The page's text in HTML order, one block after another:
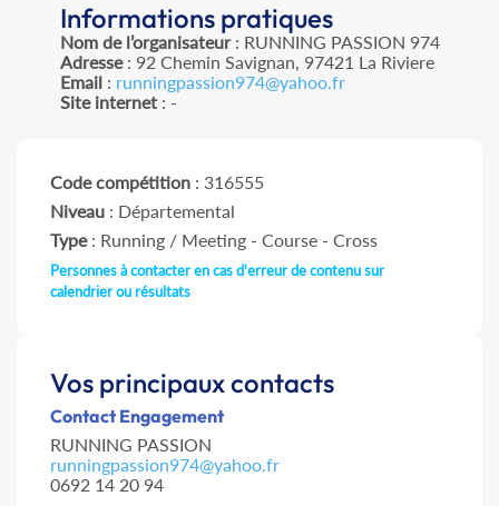
Informations pratiques
Nom de l’organisateur: RUNNING PASSION 974
Adresse: 92 Chemin Savignan, 97421 La Riviere
Email: runningpassion974@yahoo.fr
Site internet: -
Code compétition : 316555
Niveau : Départemental
Type: Running / Meeting - Course - Cross
Personnes à contacter en cas d'erreur de contenu sur
calendrier ou résultats
Vos principaux contacts
Contact Engagement
RUNNING PASSION
runningpassion974@yahoo.fr
0692 14 20 94